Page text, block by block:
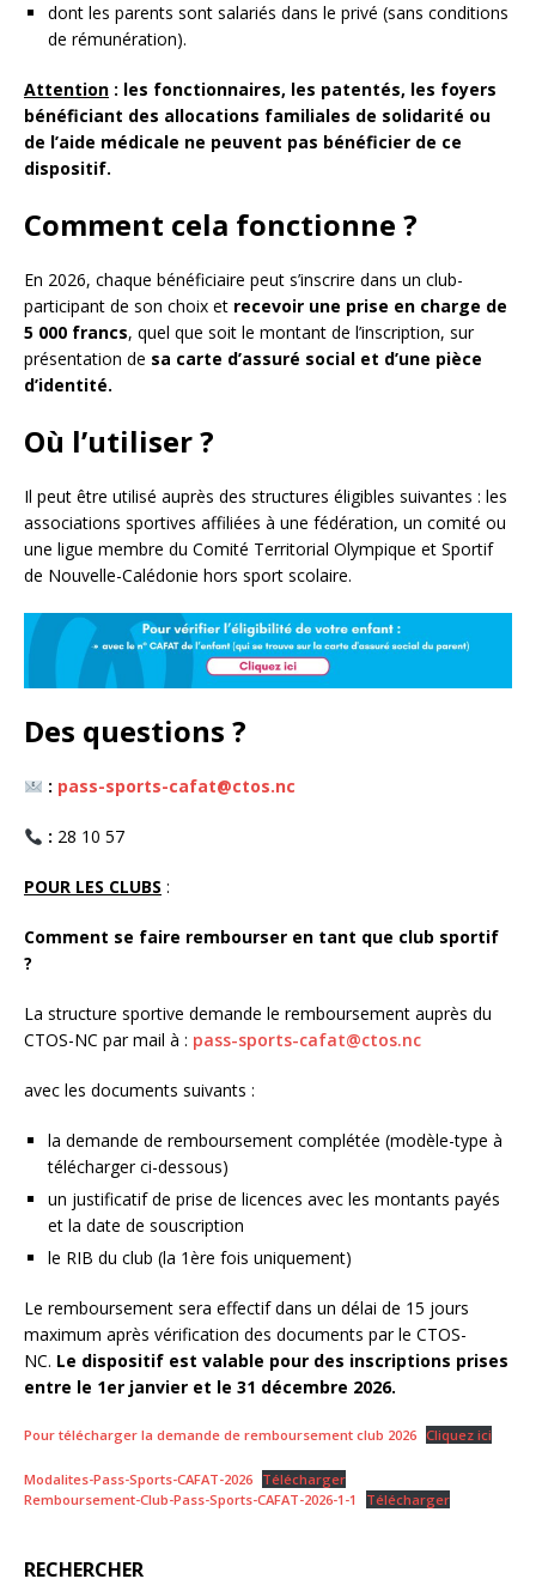
dont les parents sont salariés dans le privé (sans conditions
de rémunération).
Attention : les fonctionnaires, les patentés, les foyers
bénéficiant des allocations familiales de solidarité ou
de l’aide médicale ne peuvent pas bénéficier de ce
dispositif.
Comment cela fonctionne ?
En 2026, chaque bénéficiaire peut s’inscrire dans un club-
participant de son choix et recevoir une prise en charge de
5 000 francs, quel que soit le montant de l’inscription, sur
présentation de sa carte d’assuré social et d’une pièce
d’identité.
Où l’utiliser ?
Il peut être utilisé auprès des structures éligibles suivantes : les
associations sportives affiliées à une fédération, un comité ou
une ligue membre du Comité Territorial Olympique et Sportif
de Nouvelle-Calédonie hors sport scolaire.
Des questions ?
: pass-sports-cafat@ctos.nc
: 28 10 57
POUR LES CLUBS :
Comment se faire rembourser en tant que club sportif
?
La structure sportive demande le remboursement auprès du
CTOS-NC par mail à : pass-sports-cafat@ctos.nc
avec les documents suivants :
la demande de remboursement complétée (modèle-type à
télécharger ci-dessous)
un justificatif de prise de licences avec les montants payés
et la date de souscription
le RIB du club (la 1ère fois uniquement)
Le remboursement sera effectif dans un délai de 15 jours
maximum après vérification des documents par le CTOS-
NC. Le dispositif est valable pour des inscriptions prises
entre le 1er janvier et le 31 décembre 2026.
Pour télécharger la demande de remboursement club 2026 Cliquez ici
Modalites-Pass-Sports-CAFAT-2026 Télécharger
Remboursement-Club-Pass-Sports-CAFAT-2026-1-1
Télécharger
RECHERCHER